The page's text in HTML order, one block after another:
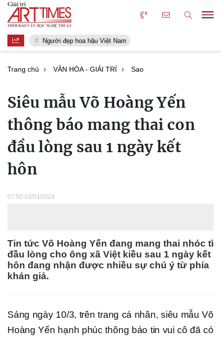
Người đẹp hoa hậu Việt Nam
Trang chủ VĂN HÓA - GIẢI TRÍ Sao
Siêu mẫu Võ Hoàng Yến
thông báo mang thai con
đầu lòng sau 1 ngày kết
hôn
07:50 10/03/2024
Tin tức Võ Hoàng Yến đang mang thai nhóc tì
đầu lòng cho ông xã Việt kiều sau 1 ngày kết
hôn đang nhận được nhiều sự chú ý từ phía
khán giả.
Sáng ngày 10/3, trên trang cá nhân, siêu mẫu Võ
Hoàng Yến hạnh phúc thông báo tin vui cô đã có